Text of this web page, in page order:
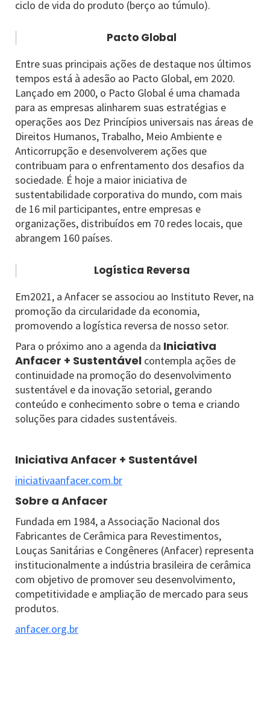
ciclo de vida do produto (berço ao túmulo).
Pacto Global
Entre suas principais ações de destaque nos últimos
tempos está à adesão ao Pacto Global, em 2020.
Lançado em 2000, o Pacto Global é uma chamada
para as empresas alinharem suas estratégias e
operações aos Dez Princípios universais nas áreas de
Direitos Humanos, Trabalho, Meio Ambiente e
Anticorrupção e desenvolverem ações que
contribuam para o enfrentamento dos desafios da
sociedade. É hoje a maior iniciativa de
sustentabilidade corporativa do mundo, com mais
de 16 mil participantes, entre empresas e
organizações, distribuídos em 70 redes locais, que
abrangem 160 países.
Logística Reversa
Em2021, a Anfacer se associou ao Instituto Rever, na
promoção da circularidade da economia,
promovendo a logística reversa de nosso setor.
Para o próximo ano a agenda da Iniciativa
Anfacer + Sustentável contempla ações de
continuidade na promoção do desenvolvimento
sustentável e da inovação setorial, gerando
conteúdo e conhecimento sobre o tema e criando
soluções para cidades sustentáveis.
Iniciativa Anfacer + Sustentável
iniciativaanfacer.com.br
Sobre a Anfacer
Fundada em 1984, a Associação Nacional dos
Fabricantes de Cerâmica para Revestimentos,
Louças Sanitárias e Congêneres (Anfacer) representa
institucionalmente a indústria brasileira de cerâmica
com objetivo de promover seu desenvolvimento,
competitividade e ampliação de mercado para seus
produtos.
anfacer.org.br